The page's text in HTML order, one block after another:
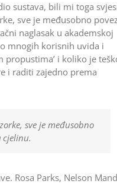
sustava, bili mi toga
sve je međusobno
naglasak u akademskoj
mnogih korisnih uvida i
propustima’ i koliko je
i raditi zajedno prema
sve je međusobno
cjelinu.
Rosa Parks, Nelson